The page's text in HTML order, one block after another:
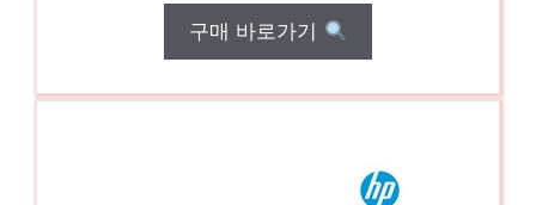
구매 바로가기